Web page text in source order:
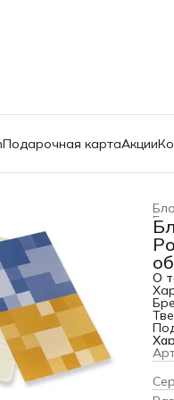
Подарочная картаАкции
О